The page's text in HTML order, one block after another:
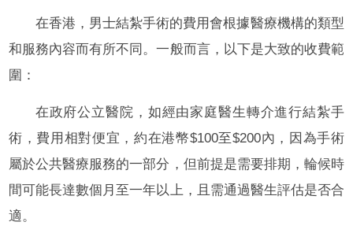
在香港，男士結紮手術的費用會根據醫療機構的類型
和服務內容而有所不同。一般而言，以下是大致的收費範
圍：
在政府公立醫院，如經由家庭醫生轉介進行結紮手
術，費用相對便宜，約在港幣$100至$200內，因為手術
屬於公共醫療服務的一部分，但前提是需要排期，輪候時
間可能長達數個月至一年以上，且需通過醫生評估是否合
適。